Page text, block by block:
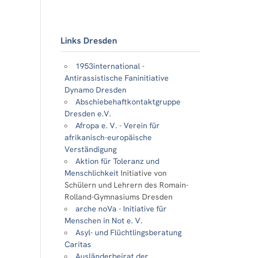
Links Dresden
1953international -
Antirassistische Faninitiative
Dynamo Dresden
Abschiebehaftkontaktgruppe
Dresden e.V.
Afropa e. V. - Verein für
afrikanisch-europäische
Verständigung
Aktion für Toleranz und
Menschlichkeit Initiative von
Schülern und Lehrern des Romain-
Rolland-Gymnasiums Dresden
arche noVa - Initiative für
Menschen in Not e. V.
Asyl- und Flüchtlingsberatung
Caritas